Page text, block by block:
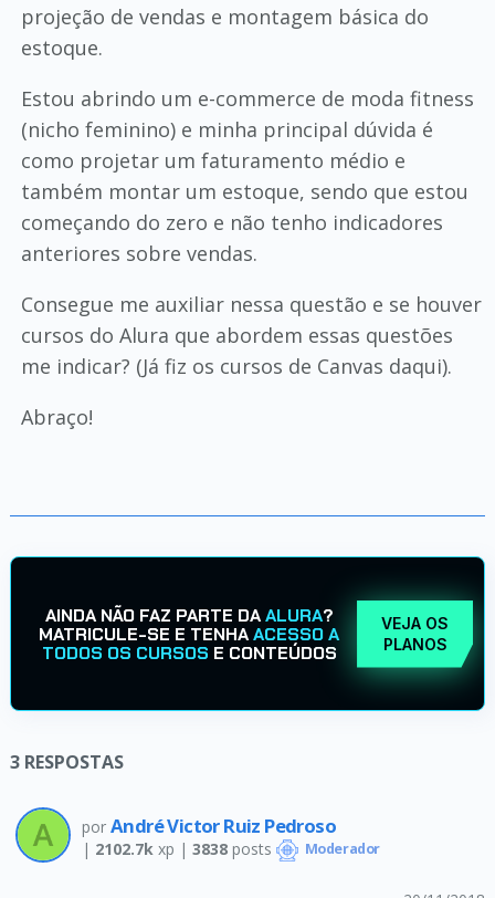
projeção de vendas e montagem básica do
estoque.
Estou abrindo um e-commerce de moda fitness
(nicho feminino) e minha principal dúvida é
como projetar um faturamento médio e
também montar um estoque, sendo que estou
começando do zero e não tenho indicadores
anteriores sobre vendas.
Consegue me auxiliar nessa questão e se houver
cursos do Alura que abordem essas questões
me indicar? (Já fiz os cursos de Canvas daqui).
Abraço!
AINDA NÃO FAZ PARTE DAALURA?
MATRICULE-SE E TENHAACESSO A
TODOS OS CURSOS E CONTEÚDOS
VEJA OS
PLANOS
3 RESPOSTAS
por André Victor Ruiz Pedroso
| 2102.7k xp | 3838posts Moderador